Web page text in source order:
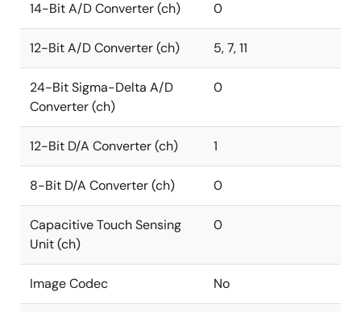
14-Bit A/D Converter (ch) 0
12-Bit A/D Converter (ch) 5, 7, 11
24-Bit Sigma-Delta A/D
Converter (ch)
0
12-Bit D/A Converter (ch) 1
8-Bit D/A Converter (ch) 0
Capacitive Touch Sensing
Unit (ch)
0
Image Codec No